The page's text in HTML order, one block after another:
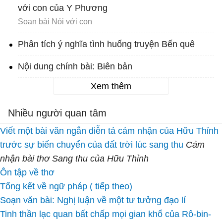
với con của Y Phương
Soạn bài Nói với con
Phân tích ý nghĩa tình huống truyện Bến quê
Nội dung chính bài: Biên bản
Xem thêm
Nhiều người quan tâm
Viết một bài văn ngắn diễn tả cảm nhận của Hữu Thỉnh
trước sự biến chuyển của đất trời lúc sang thu Cảm
nhận bài thơ Sang thu của Hữu Thỉnh
Ôn tập về thơ
Tổng kết về ngữ pháp ( tiếp theo)
Soạn văn bài: Nghị luận về một tư tưởng đạo lí
Tinh thần lạc quan bất chấp mọi gian khổ của Rô-bin-